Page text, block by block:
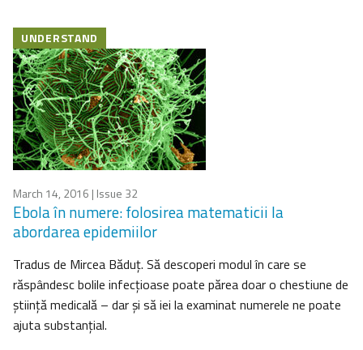
UNDERSTAND
March 14, 2016 | Issue 32
Ebola în numere: folosirea matematicii la
abordarea epidemiilor
Tradus de Mircea Băduţ. Să descoperi modul în care se
răspândesc bolile infecţioase poate părea doar o chestiune de
ştiinţă medicală – dar şi să iei la examinat numerele ne poate
ajuta substanţial.